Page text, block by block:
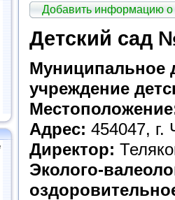
Добавить информацию
Детский сад
Муниципальное
учреждение
Адрес: 454047, г.
Директор:
Эколого-